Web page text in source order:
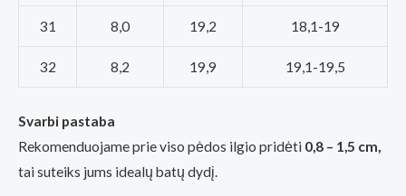
31 8,0 19,2 18,1-19
32 8,2 19,9 19,1-19,5
Svarbi pastaba
Rekomenduojame prie viso pėdos ilgio pridėti 0,8 – 1,5 cm,
tai suteiks jums idealų batų dydį.